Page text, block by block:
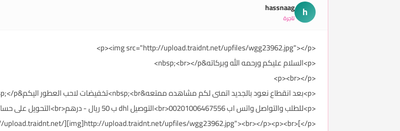
h
hassnaag
تاجرة
<p><img src="http://upload.traidnt.net/upfiles/wgg23962.jpg"></p>
<p>السلام عليكم ورحمه الله وبركاته&nbsp;<br></p>
<p><br></p>
<p>بعد انقطاع نعود بالجديد اتمنى لكم مشاهده ممتعه&nbsp;<br>تخفيضات لاحب العطور اليكم&nbsp;</p>
<p>للطلب والتواصل واتس اب 00201006467556<br>التوصيل dhl ب 50 ريال - درهم<br>التحويل على حسابى بالراجحى - صرافه الانصارى<br>اهلا وسهلا<br></p>
<p><img src="http://upload.traidnt.net/][img]http://upload.traidnt.net/upfiles/wgg23962.jpg"><br></p><p><br>[</p>